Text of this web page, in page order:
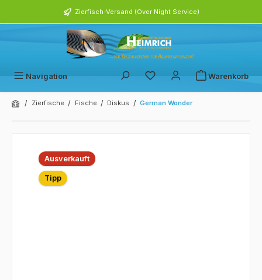
Zierfisch-Versand (Over Night Service)
Navigation Warenkorb
/ Zierfische / Fische / Diskus / German Wonder
Bildergalerie überspringen
Ausverkauft
Tipp